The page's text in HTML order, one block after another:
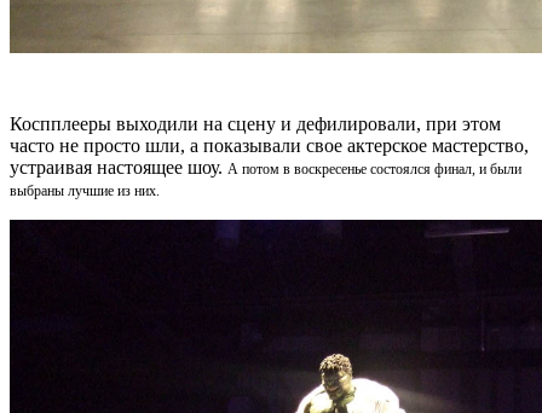
Коспплееры выходили на сцену и дефилировали, при этом
часто не просто шли, а показывали свое актерское мастерство,
устраивая настоящее шоу. А потом в воскресенье состоялся финал, и были
выбраны лучшие из них.